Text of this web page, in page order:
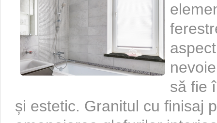
să fie
și estetic. Granitul cu finisaj